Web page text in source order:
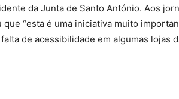
da Junta de Santo António. Aos
“esta é uma iniciativa muito
de acessibilidade em algumas lojas